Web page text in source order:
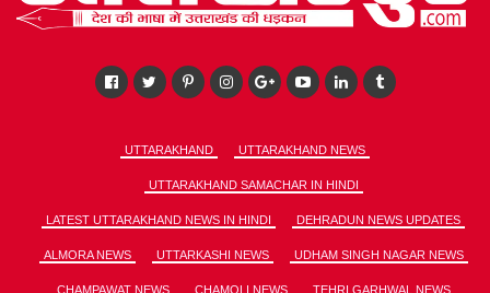
UTTARAKHAND UTTARAKHAND NEWS
UTTARAKHAND SAMACHAR IN HINDI
LATEST UTTARAKHAND NEWS IN HINDI DEHRADUN NEWS UPDATES
ALMORA NEWS UTTARKASHI NEWS UDHAM SINGH NAGAR NEWS
CHAMPAWAT NEWS CHAMOLI NEWS TEHRI GARHWAL NEWS